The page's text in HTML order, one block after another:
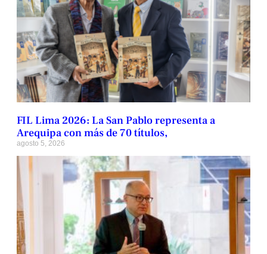
FIL Lima 2026: La San Pablo representa a
Arequipa con más de 70 títulos,
agosto 5, 2026